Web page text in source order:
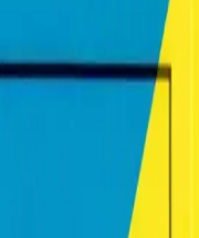
G3410 Çok
Özellikleri ve
yüksek çözünürlük,
bağlantı ile ekonomik ve
Almalı: Ev ve Ofis
ve Teknik